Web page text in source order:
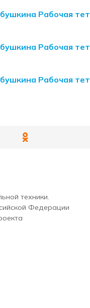
Рабочая
Рабочая
Рабочая
техники.
Федерации